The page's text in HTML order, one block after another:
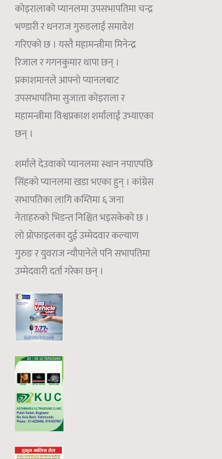
कोइरालाको प्यानलमा उपसभापतिमा चन्द्र
भण्डारी र धनराज गुरुङलाई समावेश
गरिएको छ । यस्तै महामन्त्रीमा मिनेन्द्र
रिजाल र गगनकुमार थापा छन् ।
प्रकाशमानले आफ्नो प्यानलबाट
उपसभापतिमा सुजाता कोइराला र
महामन्त्रीमा विश्वप्रकाश शर्मालाई उभ्याएका
छन् ।
शर्माले देउवाको प्यानलमा स्थान नपाएपछि
सिंहको प्यानलमा खडा भएका हुन् । कांग्रेस
सभापतिका लागि कम्तिमा ६ जना
नेताहरुको भिडन्त निश्चित भइसकेको छ ।
लो प्रोफाइलका दुई उम्मेदवार कल्याण
गुरुङ र युवराज न्यौपानेले पनि सभापतिमा
उम्मेदवारी दर्ता गरेका छन् ।